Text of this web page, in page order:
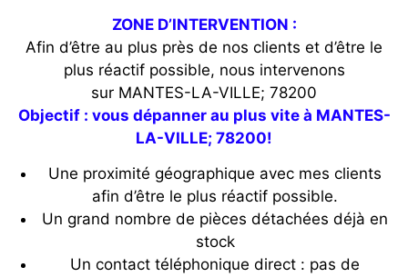
ZONE D’INTERVENTION :
Afin d’être au plus près de nos clients et d’être le
plus réactif possible, nous intervenons
sur MANTES-LA-VILLE; 78200
Objectif : vous dépanner au plus vite à MANTES-
LA-VILLE; 78200!
Une proximité géographique avec mes clients
afin d’être le plus réactif possible.
Un grand nombre de pièces détachées déjà en
stock
Un contact téléphonique direct : pas de